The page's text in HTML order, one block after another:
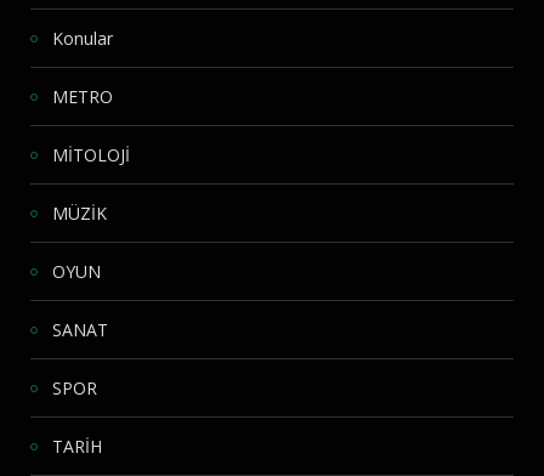
Konular
METRO
MİTOLOJİ
MÜZİK
OYUN
SANAT
SPOR
TARİH